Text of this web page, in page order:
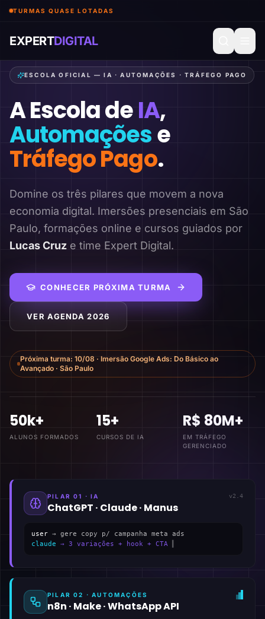
TURMAS QUASE LOTADAS
EXPERTDIGITAL
ESCOLA OFICIAL — IA · AUTOMAÇÕES · TRÁFEGO PAGO
A Escola deIA,
Automaçõese
Tráfego Pago.
Domine os três pilares que movem a nova
economia digital. Imersões presenciais em São
Paulo, formações online e cursos guiados por
Lucas Cruz e time Expert Digital.
CONHECER PRÓXIMA TURMA
VER AGENDA 2026
Próxima turma: 10/08 · Imersão Google Ads: Do Básico ao
Avançado · São Paulo
50k+
ALUNOS FORMADOS
15+
CURSOS DE IA
R$ 80M+
EM TRÁFEGO
GERENCIADO
PILAR 01 · IA
ChatGPT · Claude · Manus
v2.4
user → gere copy p/ campanha meta ads
claude → 3 variações + hook + CTA
PILAR 02 · AUTOMAÇÕES
n8n · Make · WhatsApp API